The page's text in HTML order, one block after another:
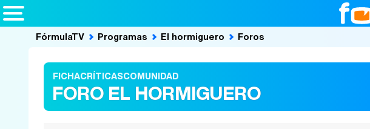
FórmulaTV Programas El hormiguero Foros
FICHACRÍTICASCOMUNIDAD
FORO EL HORMIGUERO